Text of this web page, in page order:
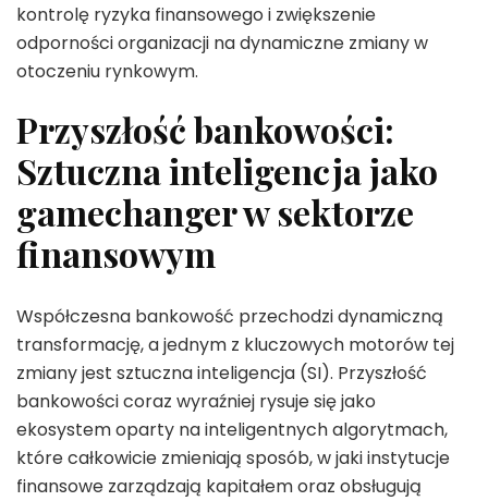
kontrolę ryzyka finansowego i zwiększenie
odporności organizacji na dynamiczne zmiany w
otoczeniu rynkowym.
Przyszłość bankowości:
Sztuczna inteligencja jako
gamechanger w sektorze
finansowym
Współczesna bankowość przechodzi dynamiczną
transformację, a jednym z kluczowych motorów tej
zmiany jest sztuczna inteligencja (SI). Przyszłość
bankowości coraz wyraźniej rysuje się jako
ekosystem oparty na inteligentnych algorytmach,
które całkowicie zmieniają sposób, w jaki instytucje
finansowe zarządzają kapitałem oraz obsługują